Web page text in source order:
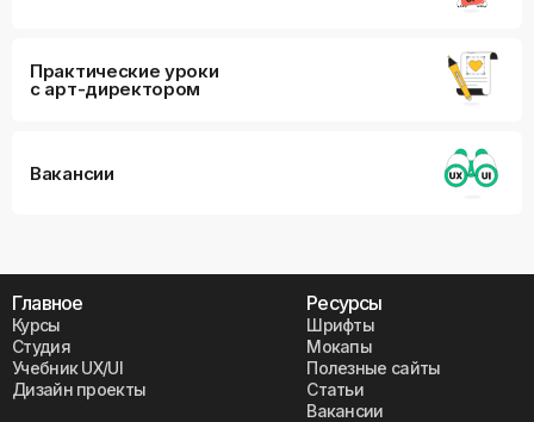
Практические уроки
с арт-директором
Вакансии
Главное
Курсы
Студия
Учебник UX/UI
Дизайн проекты
Ресурсы
Шрифты
Мокапы
Полезные сайты
Статьи
Вакансии